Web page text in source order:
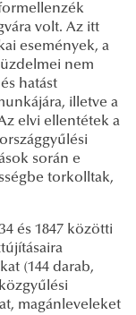
volt. Az itt
események, a
nem
hatást
illetve a
elvi ellentétek a
során e
torkolltak,
és 1847 közötti
(144 darab,
magánleveleket